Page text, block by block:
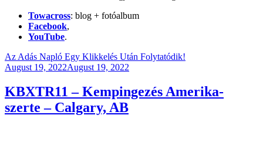
Towacross: blog + fotóalbum
Facebook,
YouTube.
Az Adás Napló Egy Klikkelés Után Folytatódik!
Posted
August 19, 2022August 19, 2022
KBXTR11 – Kempingezés Amerika-
szerte – Calgary, AB